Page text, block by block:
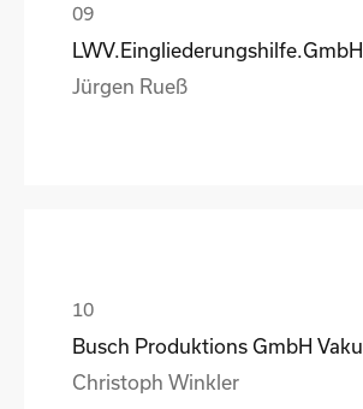
LWV.Eingliederungshilfe.GmbH
Jürgen Rueß
Christoph Winkler